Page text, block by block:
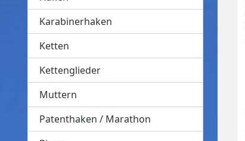
Karabinerhaken
Ketten
Kettenglieder
Muttern
Patenthaken / Marathon